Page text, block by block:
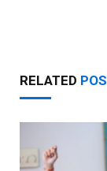
RELATED